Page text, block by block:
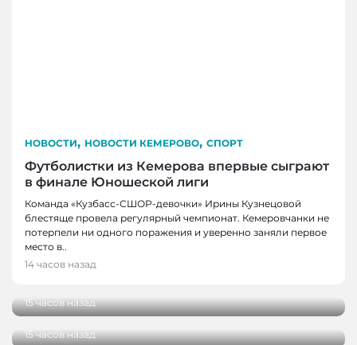
НОВОСТИ, НОВОСТИ КЕМЕРОВО, СПОРТ
Футболистки из Кемерова впервые сыграют
в финале Юношеской лиги
Команда «Кузбасс-СШОР-девочки» Ирины Кузнецовой
блестяще провела регулярный чемпионат. Кемеровчанки не
потерпели ни одного поражения и уверенно заняли первое
место в..
14 часов назад
НОВОСТИ
В Кузбассе школы здоровья посетили более
15 часов назад
НОВОСТИ
поставки топлива для аграриев
15 часов назад